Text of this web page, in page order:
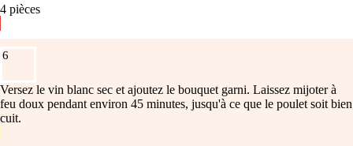
4 pièces
6
Versez le vin blanc sec et ajoutez le bouquet garni. Laissez mijoter à
feu doux pendant environ 45 minutes, jusqu'à ce que le poulet soit bien
cuit.